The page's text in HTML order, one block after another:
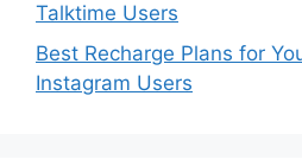
Talktime Users
Best Recharge Plans for
Instagram Users